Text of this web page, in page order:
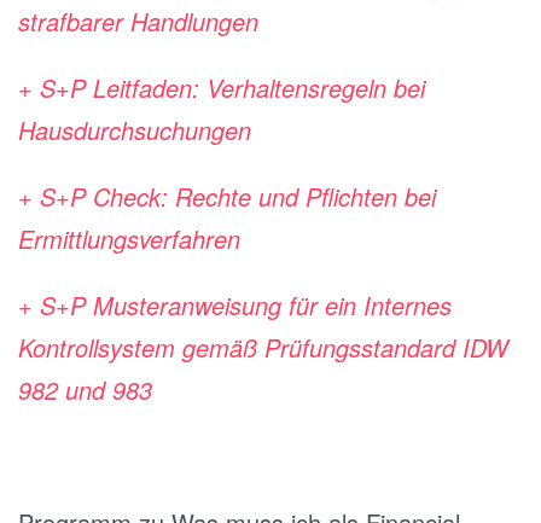
strafbarer Handlungen
+ S+P Leitfaden: Verhaltensregeln bei
Hausdurchsuchungen
+ S+P Check: Rechte und Pflichten bei
Ermittlungsverfahren
+ S+P Musteranweisung für ein Internes
Kontrollsystem gemäß Prüfungsstandard IDW
982 und 983